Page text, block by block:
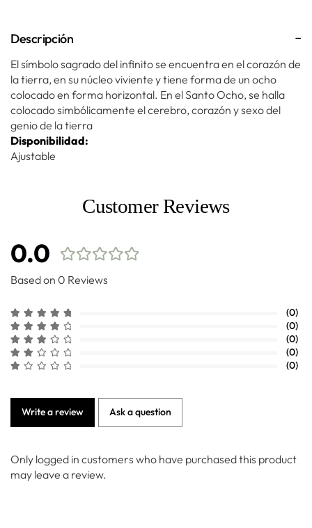
Descripción
El símbolo sagrado del infinito se encuentra en el corazón de
la tierra, en su núcleo viviente y tiene forma de un ocho
colocado en forma horizontal. En el Santo Ocho, se halla
colocado simbólicamente el cerebro, corazón y sexo del
genio de la tierra
Disponibilidad:
Ajustable
Customer Reviews
0.0
Based on 0 Reviews
(0)
(0)
(0)
(0)
(0)
Write a review Ask a question
Only logged in customers who have purchased this product
may leave a review.